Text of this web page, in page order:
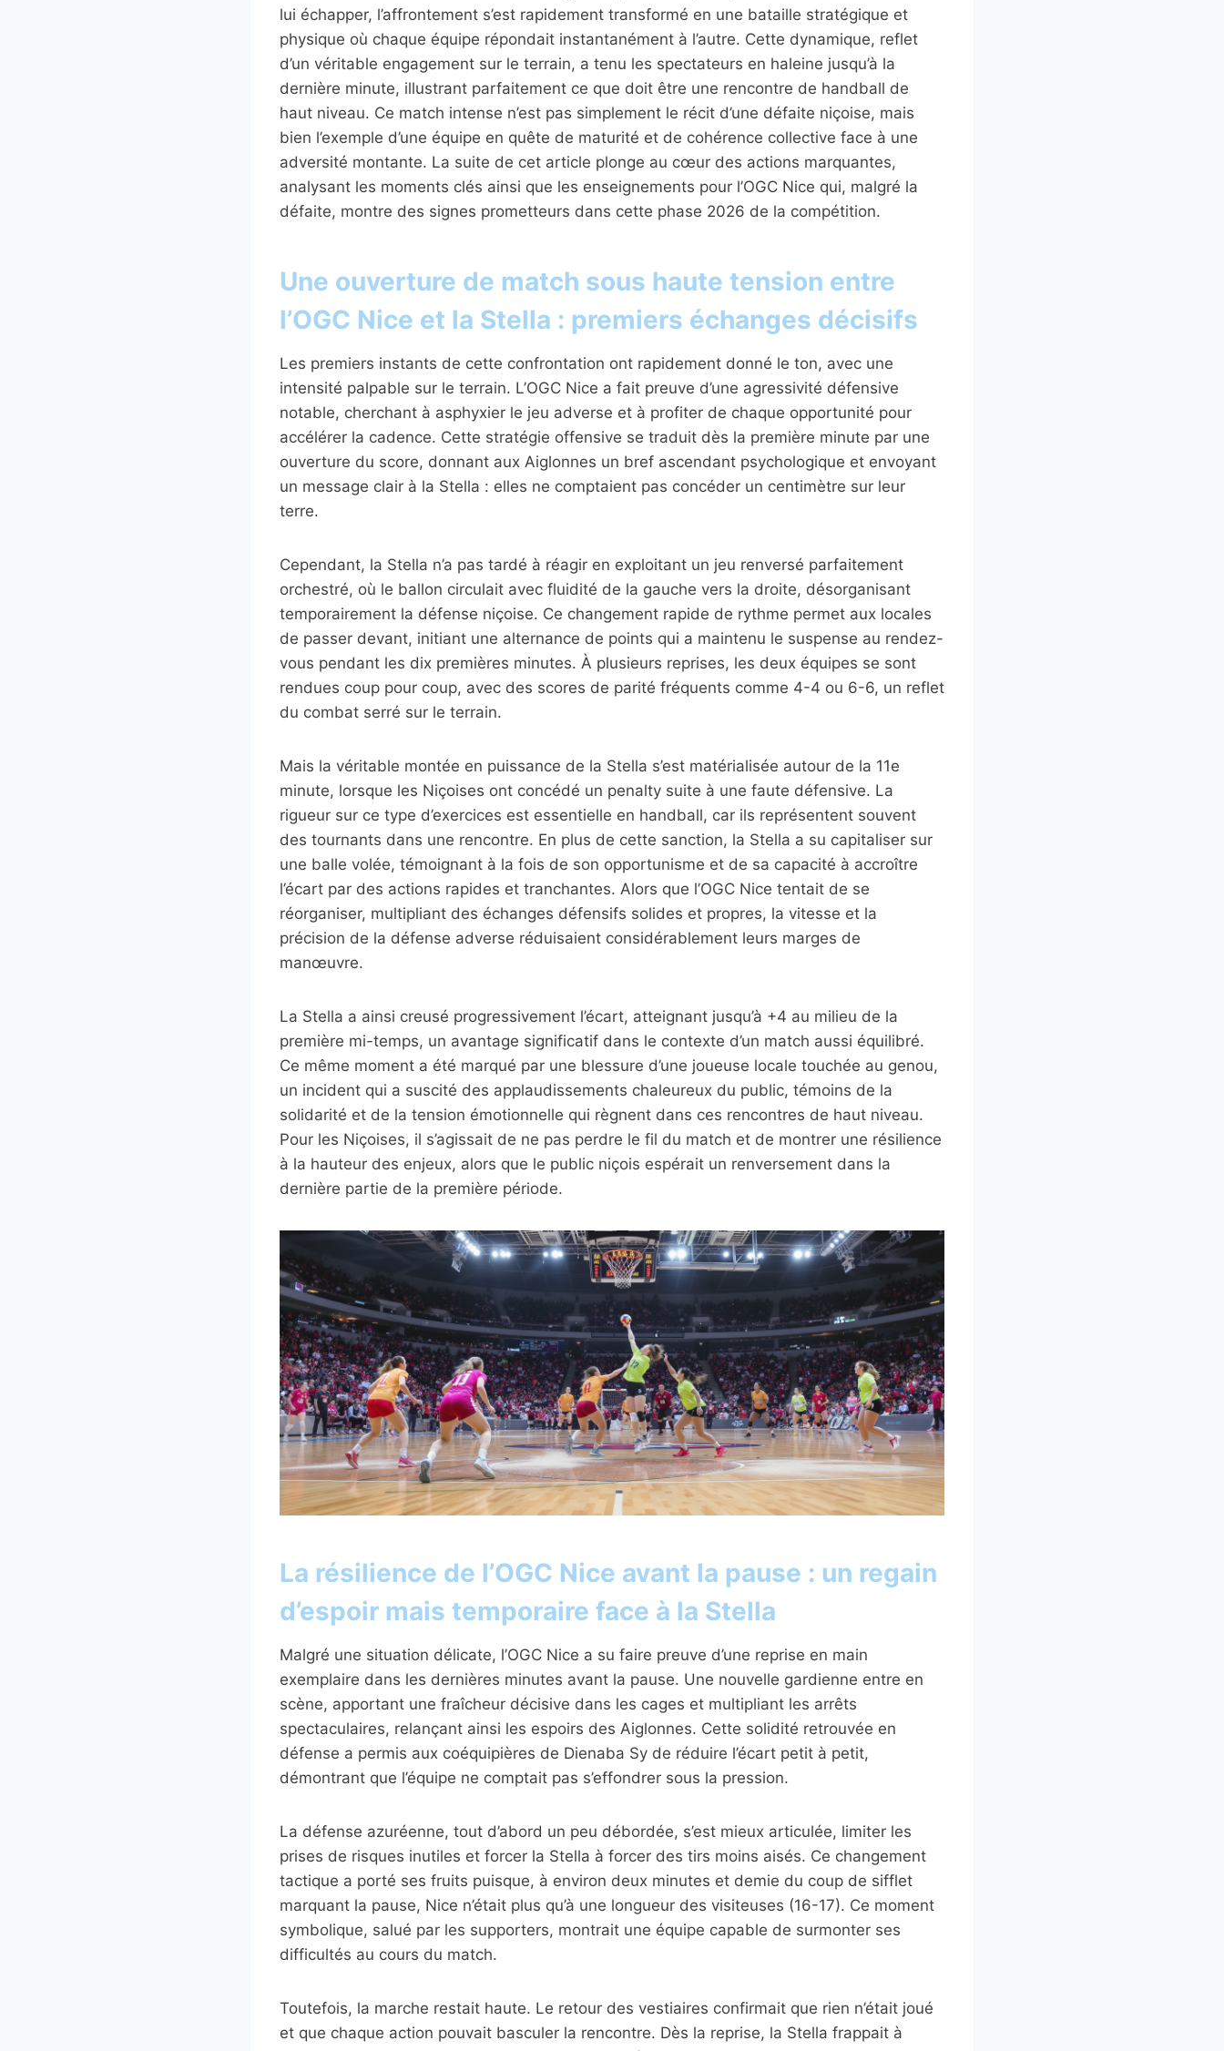
lui échapper, l’affrontement s’est rapidement transformé en une bataille stratégique et
physique où chaque équipe répondait instantanément à l’autre. Cette dynamique, reflet
d’un véritable engagement sur le terrain, a tenu les spectateurs en haleine jusqu’à la
dernière minute, illustrant parfaitement ce que doit être une rencontre de handball de
haut niveau. Ce match intense n’est pas simplement le récit d’une défaite niçoise, mais
bien l’exemple d’une équipe en quête de maturité et de cohérence collective face à une
adversité montante. La suite de cet article plonge au cœur des actions marquantes,
analysant les moments clés ainsi que les enseignements pour l’OGC Nice qui, malgré la
défaite, montre des signes prometteurs dans cette phase 2026 de la compétition.
Une ouverture de match sous haute tension entre
l’OGC Nice et la Stella : premiers échanges décisifs
Les premiers instants de cette confrontation ont rapidement donné le ton, avec une
intensité palpable sur le terrain. L’OGC Nice a fait preuve d’une agressivité défensive
notable, cherchant à asphyxier le jeu adverse et à profiter de chaque opportunité pour
accélérer la cadence. Cette stratégie offensive se traduit dès la première minute par une
ouverture du score, donnant aux Aiglonnes un bref ascendant psychologique et envoyant
un message clair à la Stella : elles ne comptaient pas concéder un centimètre sur leur
terre.
Cependant, la Stella n’a pas tardé à réagir en exploitant un jeu renversé parfaitement
orchestré, où le ballon circulait avec fluidité de la gauche vers la droite, désorganisant
temporairement la défense niçoise. Ce changement rapide de rythme permet aux locales
de passer devant, initiant une alternance de points qui a maintenu le suspense au rendez-
vous pendant les dix premières minutes. À plusieurs reprises, les deux équipes se sont
rendues coup pour coup, avec des scores de parité fréquents comme 4-4 ou 6-6, un reflet
du combat serré sur le terrain.
Mais la véritable montée en puissance de la Stella s’est matérialisée autour de la 11e
minute, lorsque les Niçoises ont concédé un penalty suite à une faute défensive. La
rigueur sur ce type d’exercices est essentielle en handball, car ils représentent souvent
des tournants dans une rencontre. En plus de cette sanction, la Stella a su capitaliser sur
une balle volée, témoignant à la fois de son opportunisme et de sa capacité à accroître
l’écart par des actions rapides et tranchantes. Alors que l’OGC Nice tentait de se
réorganiser, multipliant des échanges défensifs solides et propres, la vitesse et la
précision de la défense adverse réduisaient considérablement leurs marges de
manœuvre.
La Stella a ainsi creusé progressivement l’écart, atteignant jusqu’à +4 au milieu de la
première mi-temps, un avantage significatif dans le contexte d’un match aussi équilibré.
Ce même moment a été marqué par une blessure d’une joueuse locale touchée au genou,
un incident qui a suscité des applaudissements chaleureux du public, témoins de la
solidarité et de la tension émotionnelle qui règnent dans ces rencontres de haut niveau.
Pour les Niçoises, il s’agissait de ne pas perdre le fil du match et de montrer une résilience
à la hauteur des enjeux, alors que le public niçois espérait un renversement dans la
dernière partie de la première période.
La résilience de l’OGC Nice avant la pause : un regain
d’espoir mais temporaire face à la Stella
Malgré une situation délicate, l’OGC Nice a su faire preuve d’une reprise en main
exemplaire dans les dernières minutes avant la pause. Une nouvelle gardienne entre en
scène, apportant une fraîcheur décisive dans les cages et multipliant les arrêts
spectaculaires, relançant ainsi les espoirs des Aiglonnes. Cette solidité retrouvée en
défense a permis aux coéquipières de Dienaba Sy de réduire l’écart petit à petit,
démontrant que l’équipe ne comptait pas s’effondrer sous la pression.
La défense azuréenne, tout d’abord un peu débordée, s’est mieux articulée, limiter les
prises de risques inutiles et forcer la Stella à forcer des tirs moins aisés. Ce changement
tactique a porté ses fruits puisque, à environ deux minutes et demie du coup de sifflet
marquant la pause, Nice n’était plus qu’à une longueur des visiteuses (16-17). Ce moment
symbolique, salué par les supporters, montrait une équipe capable de surmonter ses
difficultés au cours du match.
Toutefois, la marche restait haute. Le retour des vestiaires confirmait que rien n’était joué
et que chaque action pouvait basculer la rencontre. Dès la reprise, la Stella frappait à